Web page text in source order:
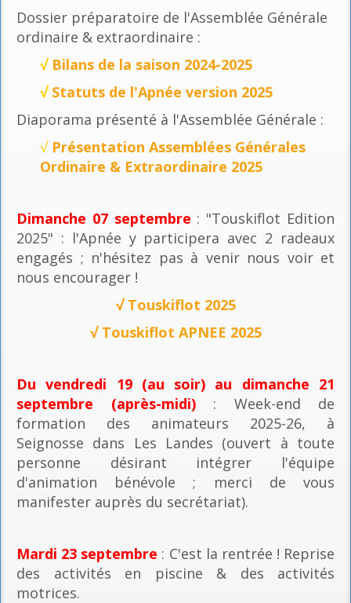
Dossier préparatoire de l'Assemblée Générale
ordinaire & extraordinaire :
√ Bilans de la saison 2024-2025
√ Statuts de l'Apnée version 2025
Diaporama présenté à l'Assemblée Générale :
√ Présentation Assemblées Générales
Ordinaire & Extraordinaire 2025
Dimanche 07 septembre : "Touskiflot Edition
2025" : l'Apnée y participera avec 2 radeaux
engagés ; n'hésitez pas à venir nous voir et
nous encourager !
√ Touskiflot 2025
√ Touskiflot APNEE 2025
Du vendredi 19 (au soir) au dimanche 21
septembre (après-midi): Week-end de
formation des animateurs 2025-26, à
Seignosse dans Les Landes (ouvert à toute
personne désirant intégrer l'équipe
d'animation bénévole ; merci de vous
manifester auprès du secrétariat).
Mardi 23 septembre : C'est la rentrée ! Reprise
des activités en piscine & des activités
motrices.